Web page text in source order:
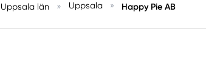
Uppsala län » Uppsala » Happy Pie AB